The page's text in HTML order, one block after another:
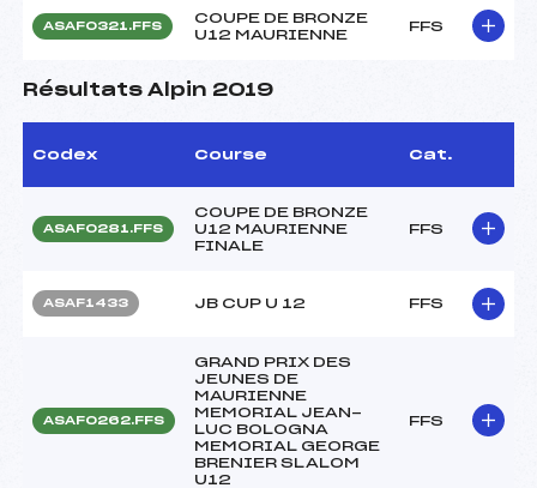
ASAF0321.FFS
COUPE DE BRONZE
U12 MAURIENNE
FFS
Résultats Alpin 2019
Codex Course Cat.
ASAF0281.FFS
COUPE DE BRONZE
U12 MAURIENNE
FINALE
FFS
ASAF1433 JB CUP U 12 FFS
ASAF0262.FFS
GRAND PRIX DES
JEUNES DE
MAURIENNE
MEMORIAL JEAN-
LUC BOLOGNA
MEMORIAL GEORGE
BRENIER SLALOM
U12
FFS